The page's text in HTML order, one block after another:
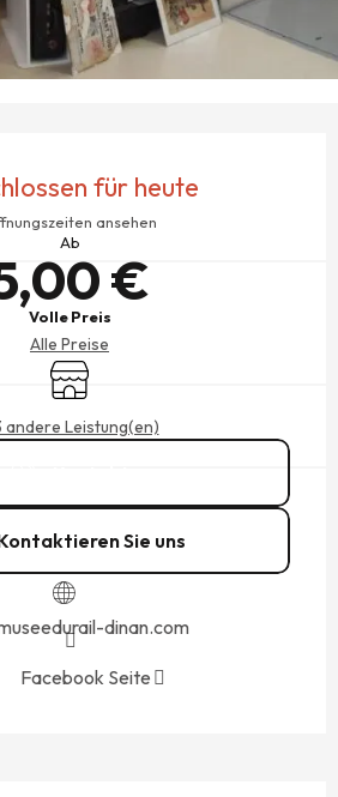
für heute
ansehen
Ab
€
Volle Preis
Alle Preise
Shop
andere Leistung(en)
Sie uns
dinan.com
Facebook Seite